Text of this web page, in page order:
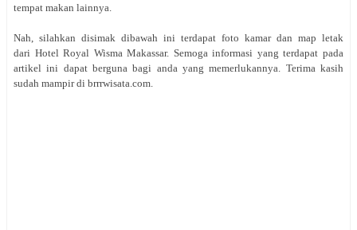
tempat makan lainnya.
Nah, silahkan disimak dibawah ini terdapat foto kamar dan map letak
dari Hotel Royal Wisma Makassar. Semoga informasi yang terdapat pada
artikel ini dapat berguna bagi anda yang memerlukannya. Terima kasih
sudah mampir di brrrwisata.com.